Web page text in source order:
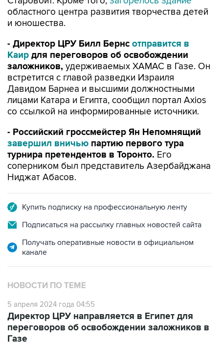
и юношества.
- Директор ЦРУ Билл Бернс
заложников,удерживаемых ХАМАС в Газе. Он
встретится с главой разведки Израиля
Давидом Барнеа и высшими должностными
лицами Катара и Египта, сообщил портал Axios
со ссылкой на информированные источники.
- Российский гроссмейстер Ян Непомнящий
турнира претендентов в Торонто.Его
соперником был представитель Азербайджана
Ниджат Абасов.
Подписаться на рассылку главных новостей сайта
Получать оперативные новости в официальном
НОВОСТИ ПО ТЕМЕ
5 апреля 2024 года 04:55
переговоров об освобождении заложников в
Газе